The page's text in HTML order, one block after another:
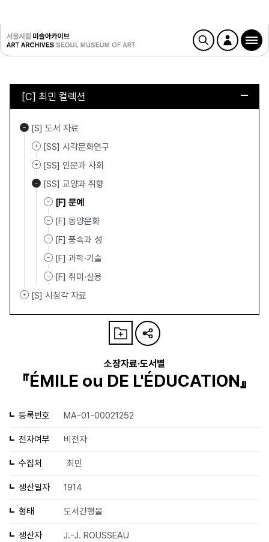
[C] 최민 컬렉션
[S] 도서 자료
[SS] 시각문화연구
[SS] 인문과 사회
[SS] 교양과 취향
[F] 문예
[F] 동양문화
[F] 풍속과 성
[F] 과학·기술
[F] 취미·실용
[S] 시청각 자료
소장자료·도서별
『ÉMILE ou DE L'ÉDUCATION』
등록번호 MA-01-00021252
전자여부 비전자
수집처 최민
생산일자 1914
형태 도서간행물
생산자 J.-J. ROUSSEAU